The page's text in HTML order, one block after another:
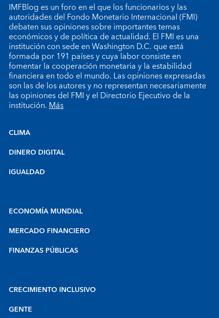
IMFBlog es un foro en el que los funcionarios y las
autoridades del Fondo Monetario Internacional (FMI)
debaten sus opiniones sobre importantes temas
económicos y de política de actualidad. El FMI es una
institución con sede en Washington D.C. que está
formada por 191 países y cuya labor consiste en
fomentar la cooperación monetaria y la estabilidad
financiera en todo el mundo. Las opiniones expresadas
son las de los autores y no representan necesariamente
las opiniones del FMI y el Directorio Ejecutivo de la
institución.Más
CLIMA
DINERO DIGITAL
IGUALDAD
ECONOMÍA MUNDIAL
MERCADO FINANCIERO
FINANZAS PÚBLICAS
CRECIMIENTO INCLUSIVO
GENTE